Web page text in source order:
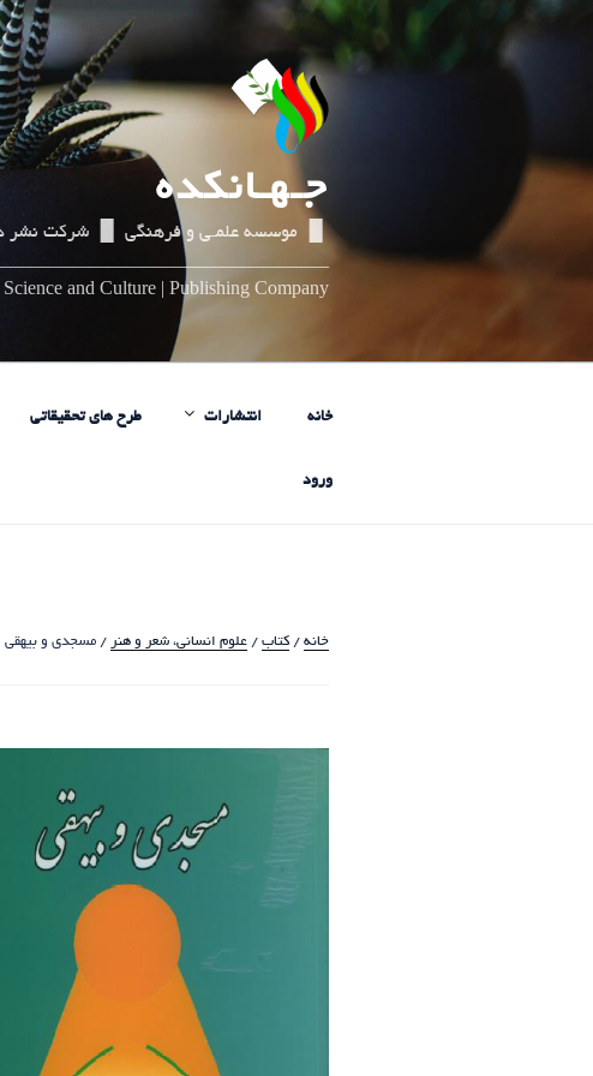
رفتن
جـهـانکده
▌▐ موسسه علمـی و فرهنگی ▌▐ شرکت نشر
and Culture | Publishing Company
خانه انتشارات طرح های تحقیقاتی
ورود
خانه / کتاب / علوم انسانی، شعر و هنر / مسجدی و بیهقی